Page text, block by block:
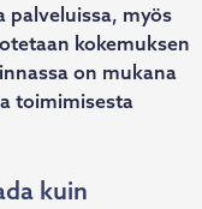
palveluissa, myös
kokemuksen
on mukana
toimimisesta
kuin